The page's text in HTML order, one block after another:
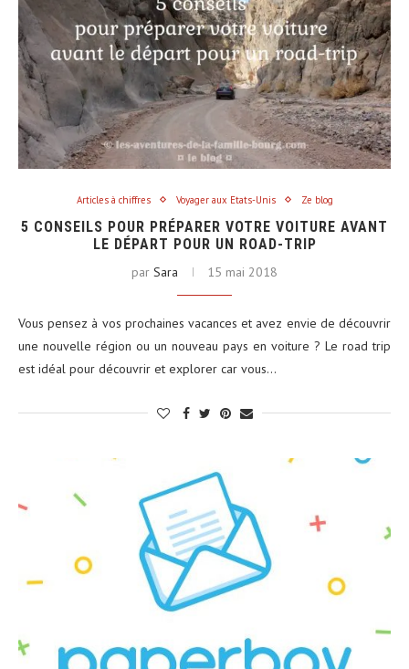
Articles à chiffres Voyager aux Etats-Unis Ze blog
5 CONSEILS POUR PRÉPARER VOTRE VOITURE AVANT
LE DÉPART POUR UN ROAD-TRIP
par Sara 15 mai 2018
Vous pensez à vos prochaines vacances et avez envie de découvrir
une nouvelle région ou un nouveau pays en voiture ? Le road trip
est idéal pour découvrir et explorer car vous…